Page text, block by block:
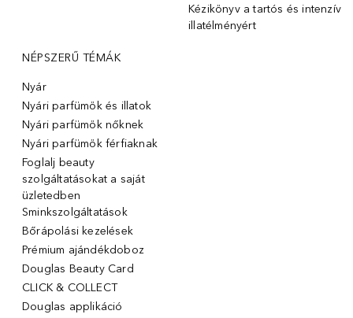
Kézikönyv a tartós és intenzív
illatélményért
NÉPSZERŰ TÉMÁK
Nyár
Nyári parfümök és illatok
Nyári parfümök nőknek
Nyári parfümök férfiaknak
Foglalj beauty
szolgáltatásokat a saját
üzletedben
Sminkszolgáltatások
Bőrápolási kezelések
Prémium ajándékdoboz
Douglas Beauty Card
CLICK & COLLECT
Douglas applikáció